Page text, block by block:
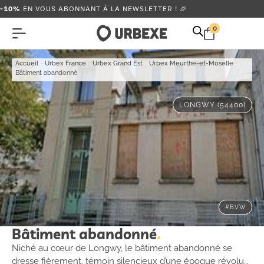
-10% EN VOUS ABONNANT À LA NEWSLETTER ! 🎉
0
Accueil - Urbex France - Urbex Grand Est - Urbex Meurthe-et-Moselle -
Bâtiment abandonné
LONGWY (54400)
#BVW
Bâtiment abandonné
Niché au cœur de Longwy, le bâtiment abandonné se
dresse fièrement, témoin silencieux d’une époque révolue.